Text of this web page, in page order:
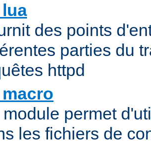
des points
parties du
httpd
permet
les fichiers de